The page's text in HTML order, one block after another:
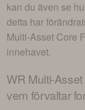
kan du även se
detta har
Multi-Asset Core
innehavet.
WR Multi-
vem förvaltar